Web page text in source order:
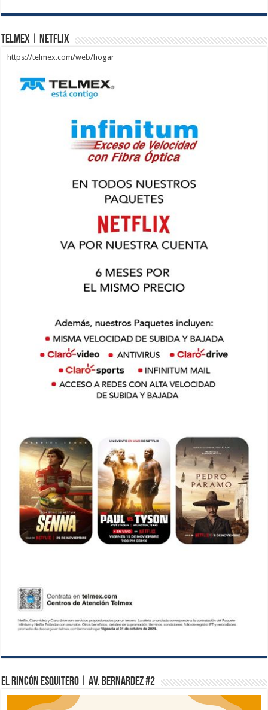
Telmex | Netflix
https://telmex.com/web/hogar
El Rincón Esquitero | Av. Bernardez #2